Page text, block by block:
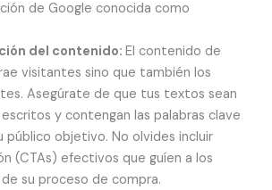
de Google conocida como
del contenido:El contenido de
visitantes sino que también los
Asegúrate de que tus textos sean
y contengan las palabras clave
público objetivo. No olvides incluir
(CTAs) efectivos que guíen a los
su proceso de compra.